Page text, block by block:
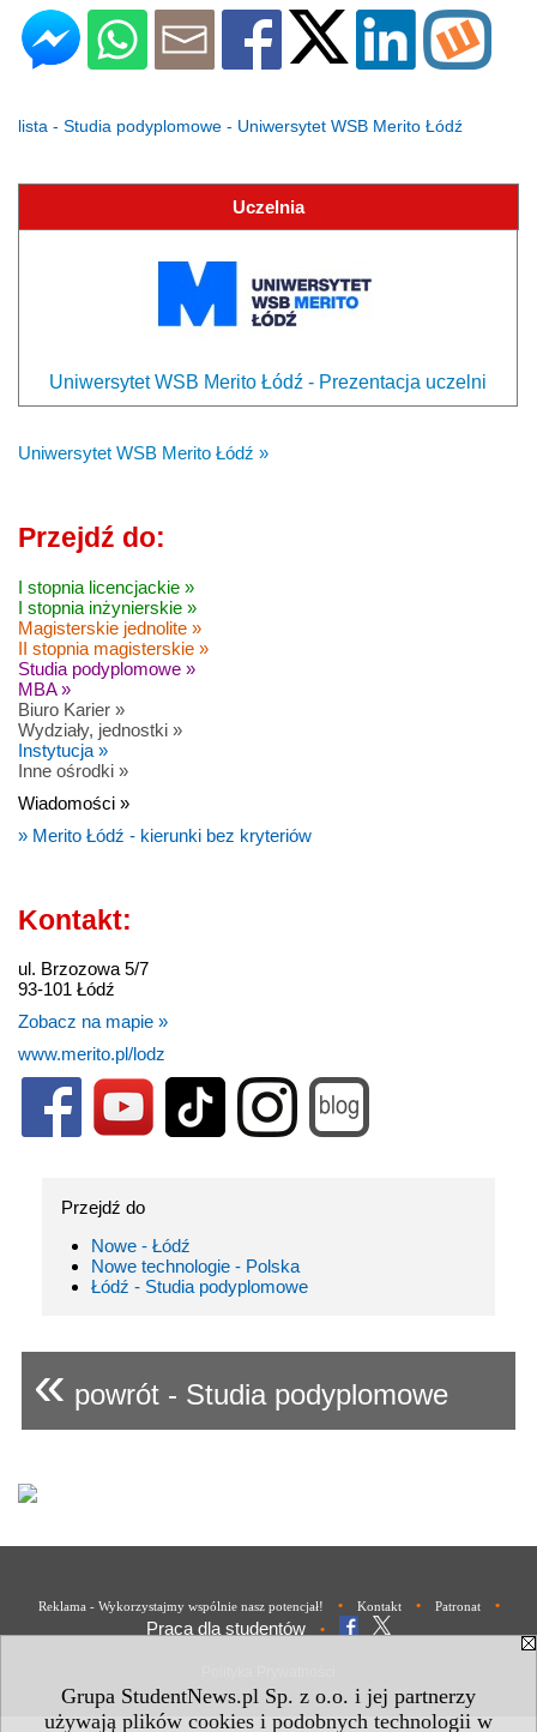
Grupa StudentNews.pl Sp. z o.o. i jej partnerzy
używają plików cookies i podobnych technologii w
lista - Studia podyplomowe - Uniwersytet WSB Merito Łódź
Uczelnia
Uniwersytet WSB Merito Łódź - Prezentacja uczelni
Uniwersytet WSB Merito Łódź »
Przejdź do:
I stopnia licencjackie »
I stopnia inżynierskie »
Magisterskie jednolite »
II stopnia magisterskie »
Studia podyplomowe »
MBA »
Biuro Karier »
Wydziały, jednostki »
Instytucja »
Inne ośrodki »
Wiadomości »
» Merito Łódź - kierunki bez kryteriów
Kontakt:
ul. Brzozowa 5/7
93-101 Łódź
Zobacz na mapie »
www.merito.pl/lodz
Przejdź do
Nowe - Łódź
Nowe technologie - Polska
Łódź - Studia podyplomowe
« powrót - Studia podyplomowe
Reklama - Wykorzystajmy wspólnie nasz potencjał! • Kontakt • Patronat •
Praca dla studentów •